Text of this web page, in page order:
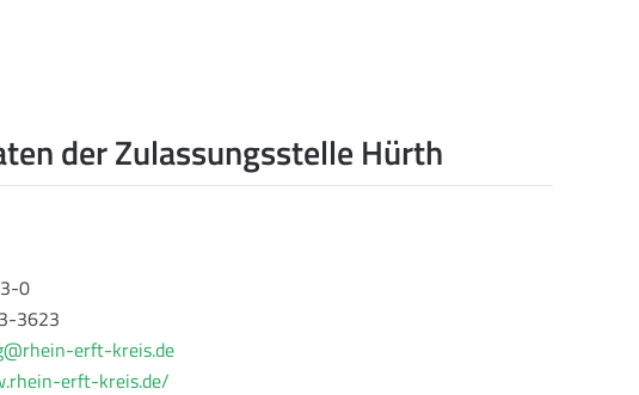
der Zulassungsstelle Hürth
0
3623
erft-kreis.de
erft-kreis.de/